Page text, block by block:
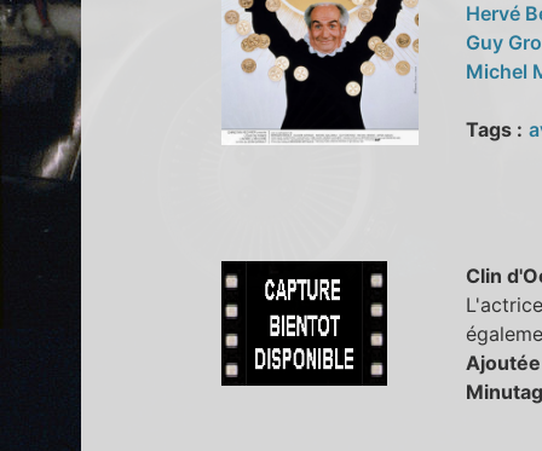
Hervé
Guy
Michel
Tags :
Clin